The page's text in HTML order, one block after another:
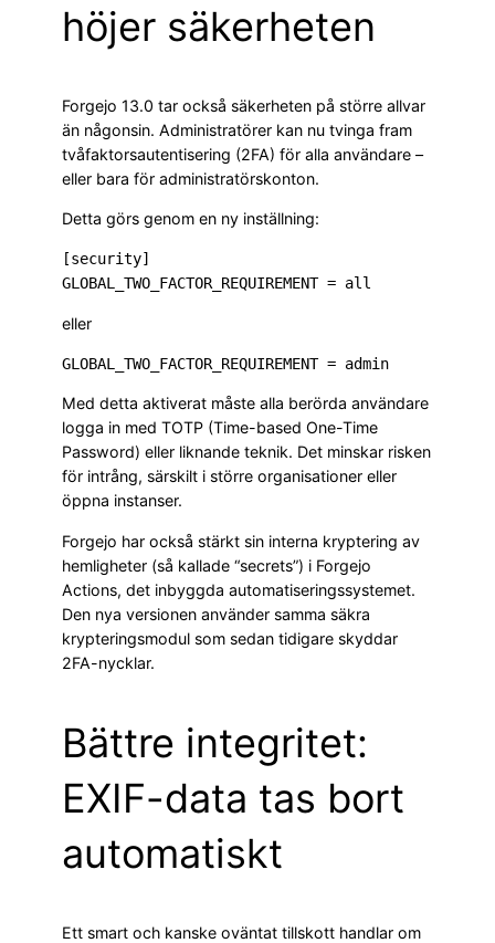
höjer säkerheten
Forgejo 13.0 tar också säkerheten på större allvar
än någonsin. Administratörer kan nu tvinga fram
tvåfaktorsautentisering (2FA) för alla användare –
eller bara för administratörskonton.
Detta görs genom en ny inställning:
[security]
eller
Med detta aktiverat måste alla berörda användare
logga in med TOTP (Time-based One-Time
Password) eller liknande teknik. Det minskar risken
för intrång, särskilt i större organisationer eller
öppna instanser.
Forgejo har också stärkt sin interna kryptering av
hemligheter (så kallade “secrets”) i Forgejo
Actions, det inbyggda automatiseringssystemet.
Den nya versionen använder samma säkra
krypteringsmodul som sedan tidigare skyddar
2FA-nycklar.
Bättre integritet:
EXIF-data tas bort
automatiskt
Ett smart och kanske oväntat tillskott handlar om